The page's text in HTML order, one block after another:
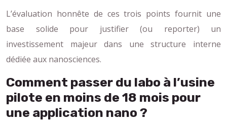
L’évaluation honnête de ces trois points fournit une
base solide pour justifier (ou reporter) un
investissement majeur dans une structure interne
dédiée aux nanosciences.
Comment passer du labo à l’usine
pilote en moins de 18 mois pour
une application nano ?